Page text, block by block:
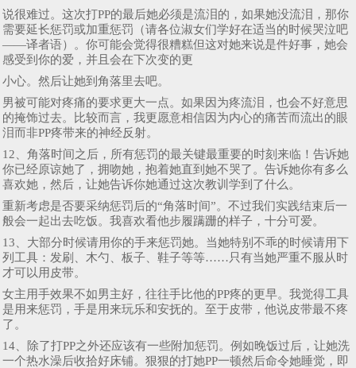
说很难过。这次打PP的最后她必须是流泪的，如果她没流泪，那你
需要延长惩罚或加重惩罚（请各位淑女们学好在适当的时候哭泣吧
——译者语）。你可能会觉得很糟糕但这对她来说是件好事，她会
感受到你的爱，并且会在下次变的更
小心。然后让她到角落里去吧。
男被可能对疼痛的要求更大一点。如果因为疼流泪，也会不好意思
的掩饰过去。比较而言，我更愿意相信因为内心的痛苦而流出的眼
泪而非PP疼带来的神经反射。
12、角落时间之后，所有惩罚的最关键最重要的时刻来临！告诉她
你已经原谅她了，拥吻她，抱着她直到她不哭了。告诉她你有多么
喜欢她，然后，让她告诉你她通过这次教训学到了什么。
重新考虑是否要采纳惩罚后的“角落时间”。不过我们实践结束后一
般会一起出去吃饭。我喜欢看他步履蹒跚的样子，十分可爱。
13、大部分时候请用你的手来惩罚她。当她特别不乖的时候请用下
列工具：发刷、木勺、板子、鞋子等等……只有当她严重不服从时
才可以用皮带。
女主用手效果不如男主好，往往手比他的PP疼的更早。我觉得工具
是用来惩罚，手是用来玩乐和安抚的。至于皮带，他说皮带最不疼
了。
14、除了打PP之外还应该有一些附加惩罚。例如晚饭过后，让她洗
一个热水澡后收拾好床铺。狠狠的打她PP一顿然后命令她睡觉，即